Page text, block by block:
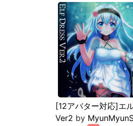
[12アバター対応]エ
Ver2 by